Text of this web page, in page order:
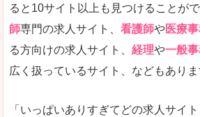
ると10サイト以上も見つけることがで
師専門の求人サイト、 看護師や医療
る方向けの求人サイト、 経理や一般
広く扱っているサイト、などもありま
「いっぱいありすぎてどの求人サイ